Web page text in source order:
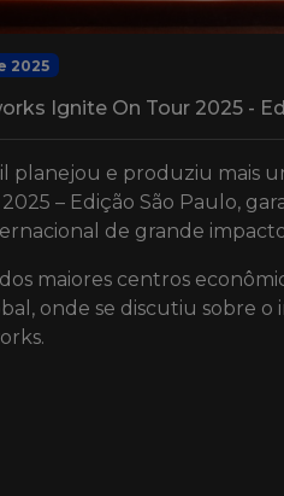
2025
Ignite On Tour 2025 -
planejou e produziu mais
– Edição São Paulo,
de grande
maiores centros
onde se discutiu sobre